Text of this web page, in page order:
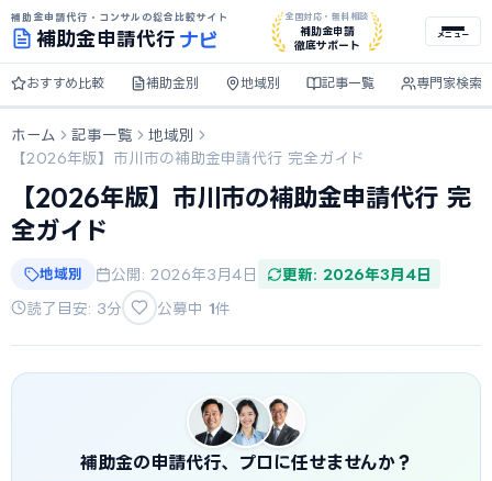
補助金申請代行・コンサルの総合比較サイト
補助金申請代行 ナビ
全国対応・無料相談
補助金申請
徹底サポート
メニュー
おすすめ比較 補助金別 地域別 記事一覧 専門家検索
ホーム 記事一覧
地域別
【2026年版】市川市の補助金申請代行 完全ガイド
【2026年版】市川市の補助金申請代行 完
全ガイド
地域別 公開: 2026年3月4日 更新: 2026年3月4日
読了目安: 3分 公募中 1件
補助金の申請代行、プロに任せませんか？